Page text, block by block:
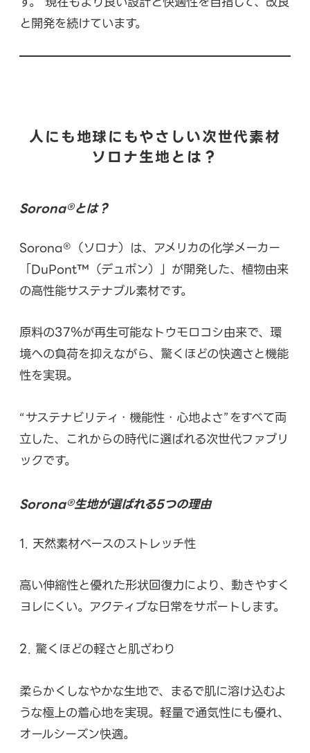
と開発を続けています。
人にも地球にもやさしい次世代素材
ソロナ生地とは？
Sorona®とは？
Sorona®（ソロナ）は、アメリカの化学メーカー
「DuPont™（デュポン）」が開発した、植物由来
の高性能サステナブル素材です。
原料の37％が再生可能なトウモロコシ由来で、環
境への負荷を抑えながら、驚くほどの快適さと機能
性を実現。
“サステナビリティ・機能性・心地よさ”をすべて両
立した、これからの時代に選ばれる次世代ファブリ
ックです。
Sorona®生地が選ばれる5つの理由
1. 天然素材ベースのストレッチ性
高い伸縮性と優れた形状回復力により、動きやすく
ヨレにくい。アクティブな日常をサポートします。
2. 驚くほどの軽さと肌ざわり
柔らかくしなやかな生地で、まるで肌に溶け込むよ
うな極上の着心地を実現。軽量で通気性にも優れ、
オールシーズン快適。